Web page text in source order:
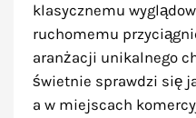
klasycznemu
ruchomemu
aranżacji unikalnego
świetnie sprawdzi się
a w miejscach